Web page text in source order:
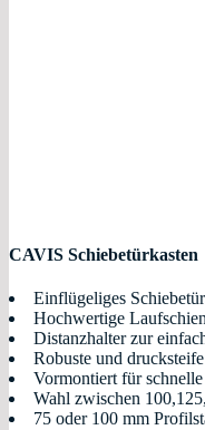
CAVIS Schiebetürkasten
Einflügeliges
Hochwertige
Distanzhalter zur
Robuste und
Vormontiert für
Wahl zwischen
75 oder 100 mm